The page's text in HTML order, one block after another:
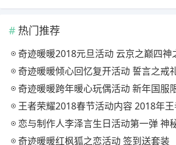
热门推荐
奇迹暖暖2018元旦活动 云京之巅四神
奇迹暖暖倾心回忆复开活动 誓言之戒
奇迹暖暖跨年暖心玩偶活动 新年国服
王者荣耀2018春节活动内容 2018年王者
恋与制作人李泽言生日活动第一弹 神
奇迹暖暖红枫狐之恋活动 签到送套装